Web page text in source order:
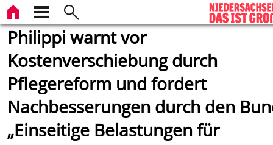
Philippi warnt vor
Kostenverschiebung durch
Pflegereform und fordert
Nachbesserungen durch den
„Einseitige Belastungen für